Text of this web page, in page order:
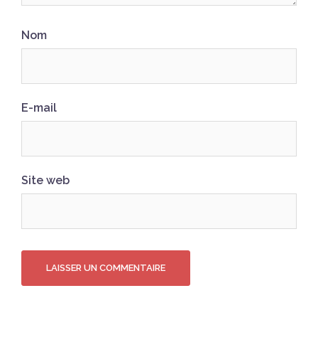
Nom
E-mail
Site web